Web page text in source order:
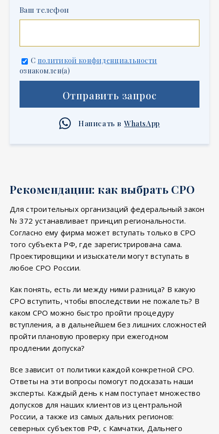
Ваш телефон
С политикой конфиденциальности
ознакомлен(а)
Отправить запрос
Написать в WhatsApp
Рекомендации: как выбрать СРО
Для строительных организаций федеральный закон
№ 372 устанавливает принцип региональности.
Согласно ему фирма может вступать только в СРО
того субъекта РФ, где зарегистрирована сама.
Проектировщики и изыскатели могут вступать в
любое СРО России.
Как понять, есть ли между ними разница? В какую
СРО вступить, чтобы впоследствии не пожалеть? В
каком СРО можно быстро пройти процедуру
вступления, а в дальнейшем без лишних сложностей
пройти плановую проверку при ежегодном
продлении допуска?
Все зависит от политики каждой конкретной СРО.
Ответы на эти вопросы помогут подсказать наши
эксперты. Каждый день к нам поступает множество
допусков для наших клиентов из центральной
России, а также из самых дальних регионов:
северных субъектов РФ, с Камчатки, Дальнего